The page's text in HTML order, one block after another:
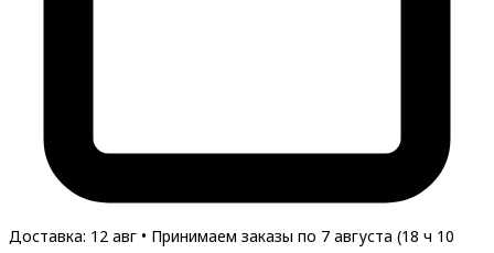
Доставка: 12 авг • Принимаем заказы по 7 августа (18 ч 10